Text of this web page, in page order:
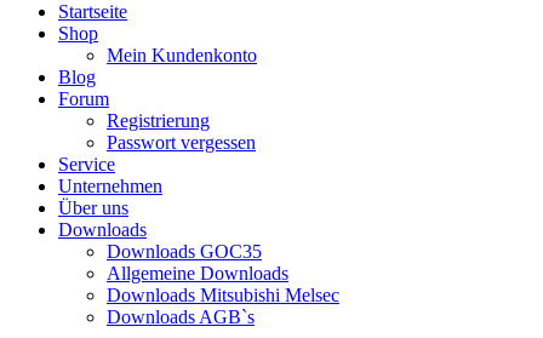
Startseite
Shop
Mein Kundenkonto
Blog
Forum
Registrierung
Passwort vergessen
Service
Unternehmen
Über uns
Downloads
Downloads GOC35
Allgemeine Downloads
Downloads Mitsubishi Melsec
Downloads AGB`s